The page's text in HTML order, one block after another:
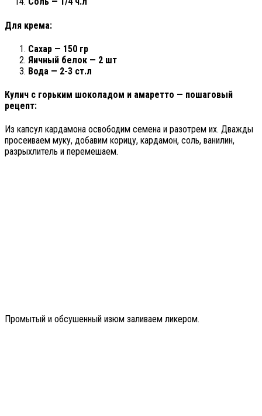
Для крема:
Сахар — 150 гр
Яичный белок — 2 шт
Вода — 2-3 ст.л
Кулич с горьким шоколадом и амаретто — пошаговый
рецепт:
Из капсул кардамона освободим семена и разотрем их. Дважды
просеиваем муку, добавим корицу, кардамон, соль, ванилин,
разрыхлитель и перемешаем.
Промытый и обсушенный изюм заливаем ликером.